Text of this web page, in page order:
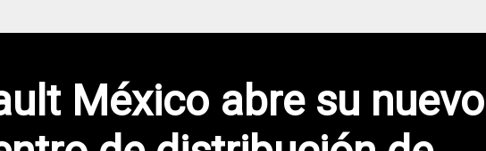
México abre su nuevo